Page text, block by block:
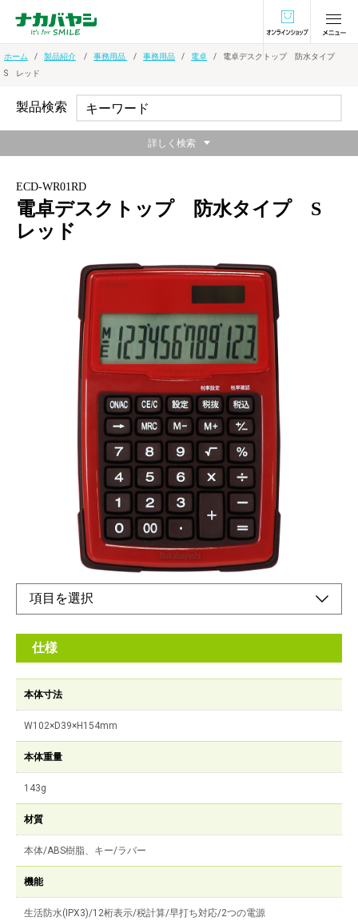
オンラインショ
ホーム 製品紹介 事務用品 事務用品 電卓
電卓デスクトップ 防水タイプ
S レッド
ECD-WR01RD
電卓デスクトップ 防水タイプ S
レッド
※保護等級3級(IPX3)
メーカー希望小売価格：
濡れた手での使用が可能な生活防水機能
オンラインショップ
仕様
本体寸法
W102×D39×H154mm
本体重量
143g
材質
本体/ABS樹脂、キー/ラバー
機能
生活防水(IPX3)/12桁表示/税計算/早打ち対応/2つの電源
製品検索
詳しく検索